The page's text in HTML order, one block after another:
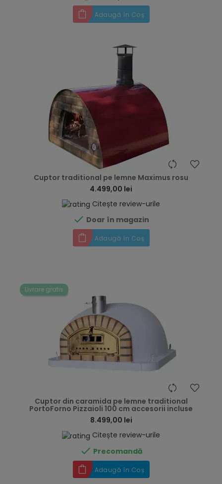
Adaugă în Coș
Cuptor traditional pe lemne Maximus rosu
4.499,00 lei
Citește review-urile
 Doar în magazin
Adaugă în Coș
Livrare gratis
Cuptor din caramida pe lemne traditional
PortoForno Pizzaioli 100 cm accesorii incluse
8.499,00 lei
Citește review-urile
 Precomandă
Adaugă în Coș